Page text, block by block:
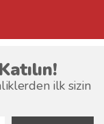
ilk sizin